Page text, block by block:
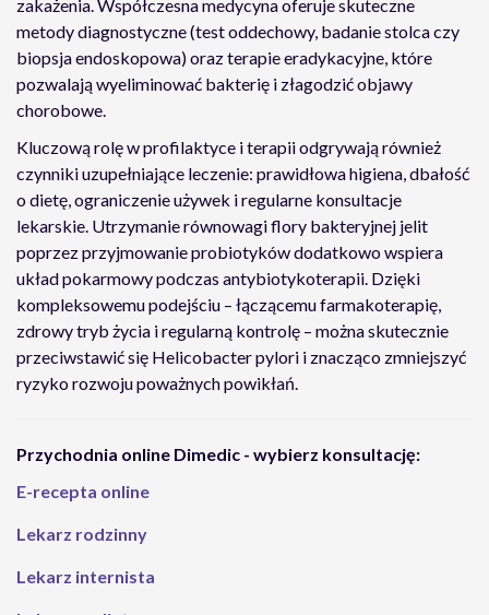
zakażenia. Współczesna medycyna oferuje skuteczne
metody diagnostyczne (test oddechowy, badanie stolca czy
biopsja endoskopowa) oraz terapie eradykacyjne, które
pozwalają wyeliminować bakterię i złagodzić objawy
chorobowe.
Kluczową rolę w profilaktyce i terapii odgrywają również
czynniki uzupełniające leczenie: prawidłowa higiena, dbałość
o dietę, ograniczenie używek i regularne konsultacje
lekarskie. Utrzymanie równowagi flory bakteryjnej jelit
poprzez przyjmowanie probiotyków dodatkowo wspiera
układ pokarmowy podczas antybiotykoterapii. Dzięki
kompleksowemu podejściu – łączącemu farmakoterapię,
zdrowy tryb życia i regularną kontrolę – można skutecznie
przeciwstawić się Helicobacter pylori i znacząco zmniejszyć
ryzyko rozwoju poważnych powikłań.
Przychodnia online Dimedic - wybierz konsultację:
E-recepta online
Lekarz rodzinny
Lekarz internista